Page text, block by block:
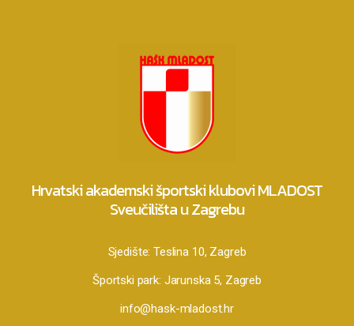
Hrvatski akademski športski klubovi MLADOST
Sveučilišta u Zagrebu
Sjedište:Teslina 10, Zagreb
Športski park: Jarunska 5, Zagreb
info@hask-mladost.hr